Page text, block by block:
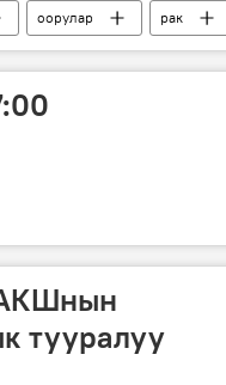
оорулар
рак
кароо
тууралуу